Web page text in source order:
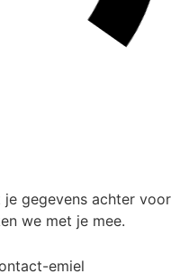
je gegevens achter voor
we met je mee.